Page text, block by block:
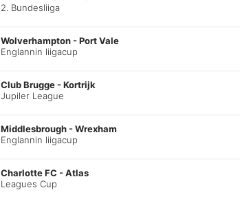
2. Bundesliiga
Wolverhampton -Port Vale
Englannin liigacup
Club Brugge -Kortrijk
Jupiler League
Middlesbrough -Wrexham
Englannin liigacup
Charlotte FC -Atlas
Leagues Cup